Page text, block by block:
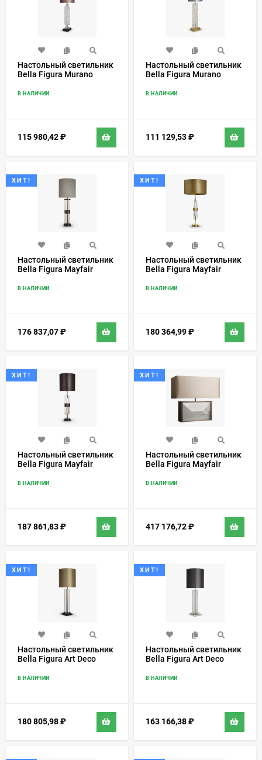
Настольный светильник
Bella Figura Murano
В НАЛИЧИИ
115 980,42₽
Настольный светильник
Bella Figura Murano
В НАЛИЧИИ
111 129,53₽
ХИТ!
Настольный светильник
Bella Figura Mayfair
В НАЛИЧИИ
176 837,07₽
ХИТ!
Настольный светильник
Bella Figura Mayfair
В НАЛИЧИИ
180 364,99₽
ХИТ!
Настольный светильник
Bella Figura Mayfair
В НАЛИЧИИ
187 861,83₽
ХИТ!
Настольный светильник
Bella Figura Mayfair
В НАЛИЧИИ
417 176,72₽
ХИТ!
Настольный светильник
Bella Figura Art Deco
В НАЛИЧИИ
180 805,98₽
ХИТ!
Настольный светильник
Bella Figura Art Deco
В НАЛИЧИИ
163 166,38₽